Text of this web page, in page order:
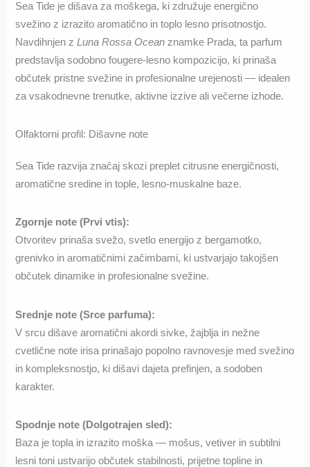
Sea Tide je dišava za moškega, ki združuje energično
svežino z izrazito aromatično in toplo lesno prisotnostjo.
Navdihnjen zLuna Rossa Ocean znamke Prada, ta parfum
predstavlja sodobno fougere-lesno kompozicijo, ki prinaša
občutek pristne svežine in profesionalne urejenosti — idealen
za vsakodnevne trenutke, aktivne izzive ali večerne izhode.
Olfaktorni profil: Dišavne note
Sea Tide razvija značaj skozi preplet citrusne energičnosti,
aromatične sredine in tople, lesno-muskalne baze.
Zgornje note (Prvi vtis):
Otvoritev prinaša svežo, svetlo energijo z bergamotko,
grenivko in aromatičnimi začimbami, ki ustvarjajo takojšen
občutek dinamike in profesionalne svežine.
Srednje note (Srce parfuma):
V srcu dišave aromatični akordi sivke, žajblja in nežne
cvetlične note irisa prinašajo popolno ravnovesje med svežino
in kompleksnostjo, ki dišavi dajeta prefinjen, a sodoben
karakter.
Spodnje note (Dolgotrajen sled):
Baza je topla in izrazito moška — mošus, vetiver in subtilni
lesni toni ustvarijo občutek stabilnosti, prijetne topline in